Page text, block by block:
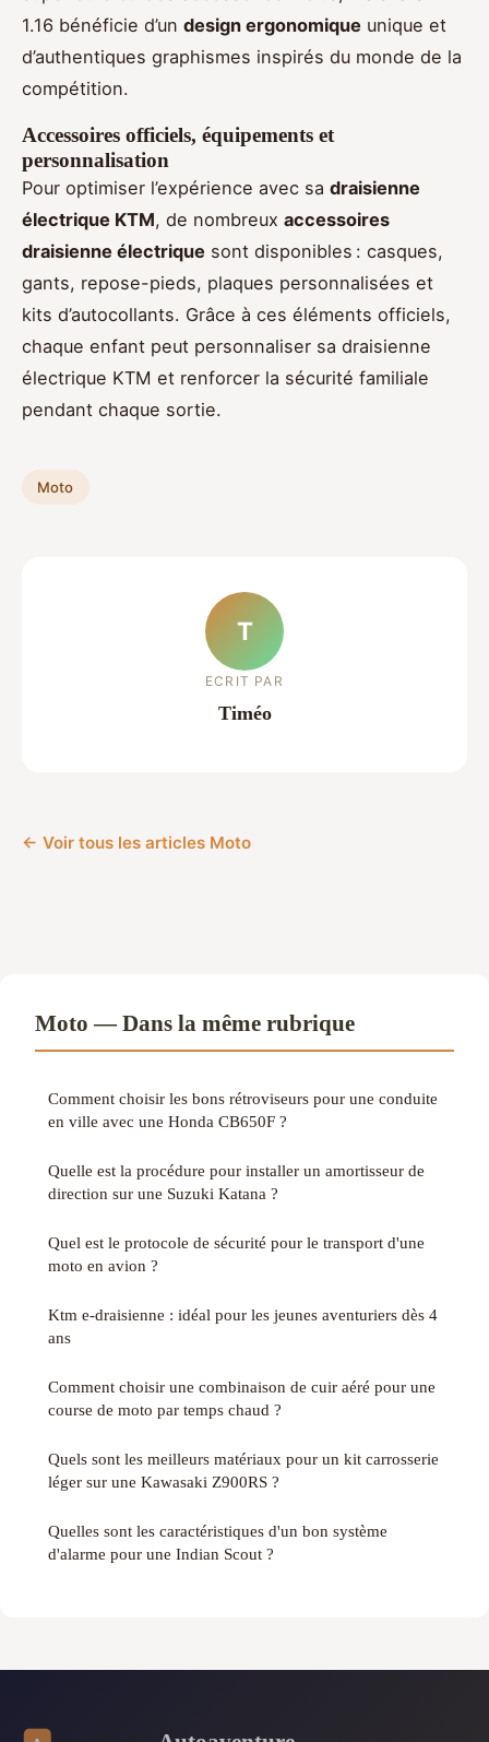
1.16 bénéficie d’un design ergonomique unique et
d’authentiques graphismes inspirés du monde de la
compétition.
Accessoires officiels, équipements et
personnalisation
Pour optimiser l’expérience avec sa draisienne
électrique KTM, de nombreux accessoires
draisienne électrique sont disponibles : casques,
gants, repose-pieds, plaques personnalisées et
kits d’autocollants. Grâce à ces éléments officiels,
chaque enfant peut personnaliser sa draisienne
électrique KTM et renforcer la sécurité familiale
pendant chaque sortie.
Moto
T
ECRIT PAR
Timéo
← Voir tous les articles Moto
Moto — Dans la même rubrique
Comment choisir les bons rétroviseurs pour une conduite
en ville avec une Honda CB650F ?
Quelle est la procédure pour installer un amortisseur de
direction sur une Suzuki Katana ?
Quel est le protocole de sécurité pour le transport d'une
moto en avion ?
Ktm e-draisienne : idéal pour les jeunes aventuriers dès 4
ans
Comment choisir une combinaison de cuir aéré pour une
course de moto par temps chaud ?
Quels sont les meilleurs matériaux pour un kit carrosserie
léger sur une Kawasaki Z900RS ?
Quelles sont les caractéristiques d'un bon système
d'alarme pour une Indian Scout ?